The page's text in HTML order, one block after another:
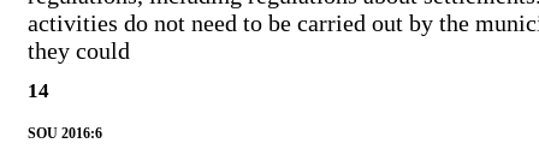
activities do not need to be carried out by the
they could
14
SOU 2016:6